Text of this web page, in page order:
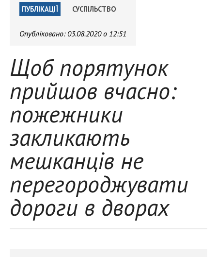
ПУБЛІКАЦІЇ СУСПІЛЬСТВО
Опубліковано: 03.08.2020 о 12:51
Щоб порятунок
прийшов вчасно:
пожежники
закликають
мешканців не
перегороджувати
дороги в дворах